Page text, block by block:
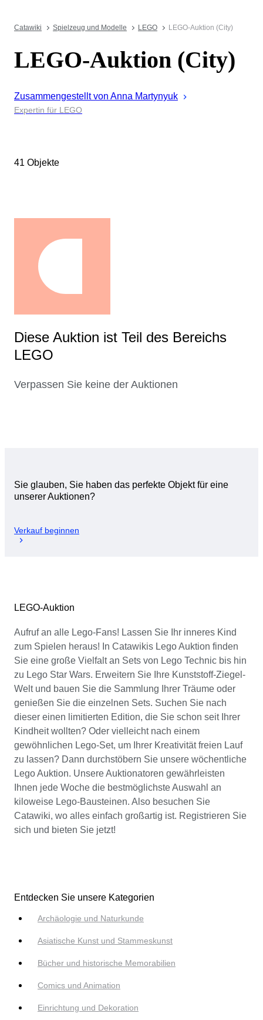
Catawiki Spielzeug und Modelle LEGO LEGO-Auktion (City)
LEGO-Auktion (City)
Zusammengestellt von Anna Martynyuk
Expertin für LEGO
41 Objekte
Diese Auktion ist Teil des Bereichs
LEGO
Verpassen Sie keine der Auktionen
Sie glauben, Sie haben das perfekte Objekt für eine
unserer Auktionen?
Verkauf beginnen
LEGO-Auktion
Aufruf an alle Lego-Fans! Lassen Sie Ihr inneres Kind
zum Spielen heraus! In Catawikis Lego Auktion finden
Sie eine große Vielfalt an Sets von Lego Technic bis hin
zu Lego Star Wars. Erweitern Sie Ihre Kunststoff-Ziegel-
Welt und bauen Sie die Sammlung Ihrer Träume oder
genießen Sie die einzelnen Sets. Suchen Sie nach
dieser einen limitierten Edition, die Sie schon seit Ihrer
Kindheit wollten? Oder vielleicht nach einem
gewöhnlichen Lego-Set, um Ihrer Kreativität freien Lauf
zu lassen? Dann durchstöbern Sie unsere wöchentliche
Lego Auktion. Unsere Auktionatoren gewährleisten
Ihnen jede Woche die bestmöglichste Auswahl an
kiloweise Lego-Bausteinen. Also besuchen Sie
Catawiki, wo alles einfach großartig ist. Registrieren Sie
sich und bieten Sie jetzt!
Entdecken Sie unsere Kategorien
Archäologie und Naturkunde
Asiatische Kunst und Stammeskunst
Bücher und historische Memorabilien
Comics und Animation
Einrichtung und Dekoration